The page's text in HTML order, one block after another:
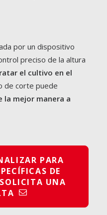
por un dispositivo
preciso de la altura
el cultivo en el
de corte puede
la mejor manera a
PARA
DE
UNA